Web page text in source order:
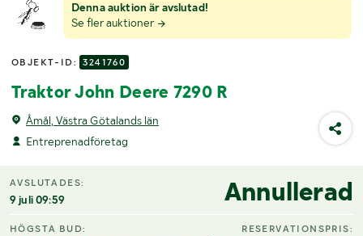
Denna auktion är avslutad!
Se fler auktioner
OBJEKT-ID: 3241760
Traktor John Deere 7290 R
Åmål, Västra Götalands län
Entreprenadföretag
AVSLUTADES:
9 juli 09:59 Annullerad
HÖGSTA BUD: RESERVATIONSPRIS: